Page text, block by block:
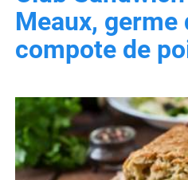
Meaux, germe
compote de